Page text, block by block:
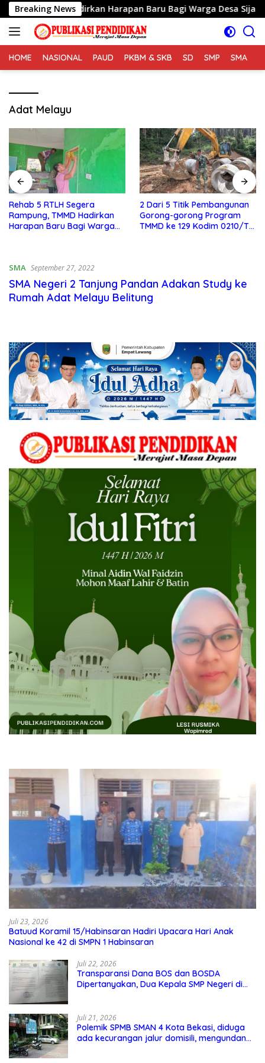
Langsung
ke
konten
Breaking News
TMMD Hadirkan Harapan Baru Bagi Warga Desa Sijarango
HOME NASIONAL PAUD PKBM & SKB SD SMP SMA
Adat Melayu
2 Dari 5 Titik Pembangunan
Gorong-gorong Program
TMMD ke 129 Kodim 0210/TU
Satgas TMMD Ke 129 Kodim
0210/TU Capai Progres
Pembukaan Jalan 98,11
SMA September 27, 2022
SMA Negeri 2 Tanjung Pandan Adakan Study ke
Rumah Adat Melayu Belitung
Juli 23, 2026
Batuud Koramil 15/Habinsaran Hadiri Upacara Hari Anak
Nasional ke 42 di SMPN 1 Habinsaran
Juli 22, 2026
Transparansi Dana BOS dan BOSDA
Dipertanyakan, Dua Kepala SMP Negeri di
Juli 21, 2026
Polemik SPMB SMAN 4 Kota Bekasi, diduga
ada kecurangan jalur domisili, mengundang